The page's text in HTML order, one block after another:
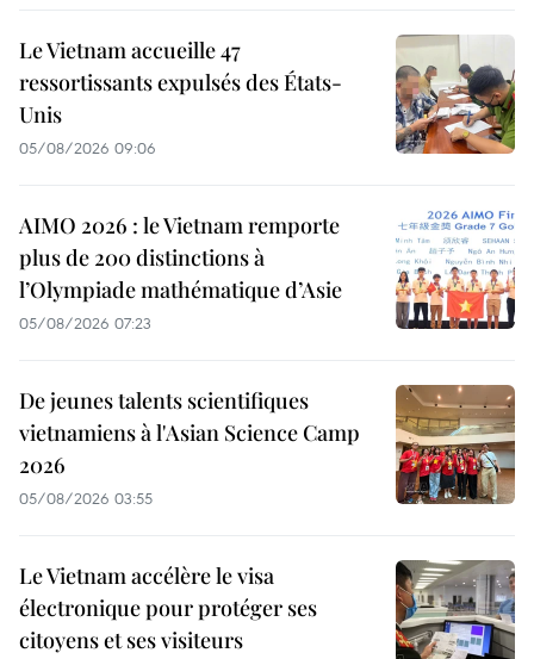
Le Vietnam accueille 47
ressortissants expulsés des États-
Unis
05/08/2026 09:06
AIMO 2026 : le Vietnam remporte
plus de 200 distinctions à
l’Olympiade mathématique d’Asie
05/08/2026 07:23
De jeunes talents scientifiques
vietnamiens à l'Asian Science Camp
2026
05/08/2026 03:55
Le Vietnam accélère le visa
électronique pour protéger ses
citoyens et ses visiteurs